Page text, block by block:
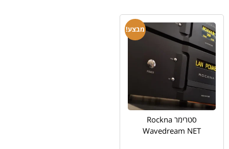
מבצע!
סטרימר Rockna
Wavedream NET